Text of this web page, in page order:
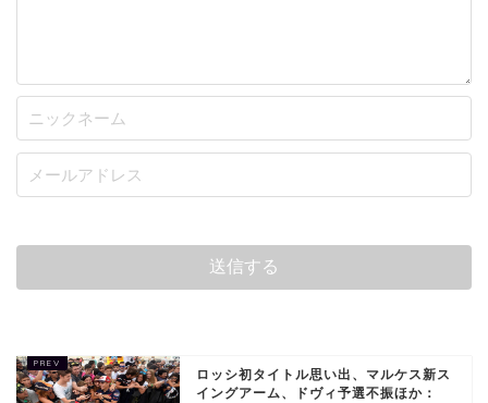
ロッシ初タイトル思い出、マルケス新ス
イングアーム、ドヴィ予選不振ほか：